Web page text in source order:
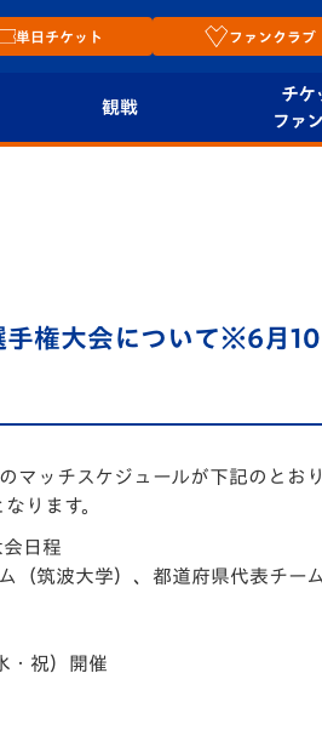
単日チケット ファンクラブ
観戦
Revive Team
ヴィヴィくんの長崎
おもてなしガイド
V-EXPRESS（ユニフ
ォーム入場）
チケ
ファ
V-
手権大会について※6月
マッチスケジュールが下記のとお
ります。
日程
（筑波大学）、都道府県代表チー
・祝）開催